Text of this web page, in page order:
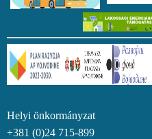
Helyi önkormányzat
+381 (0)24 715-899